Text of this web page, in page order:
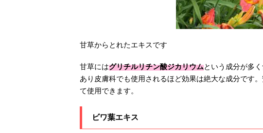
甘草からとれたエキスです
甘草にはグリチルリチン酸ジカリウムという成分が多
あり皮膚科でも使用されるほど効果は絶大な成分です
て使用できます。
ビワ葉エキス